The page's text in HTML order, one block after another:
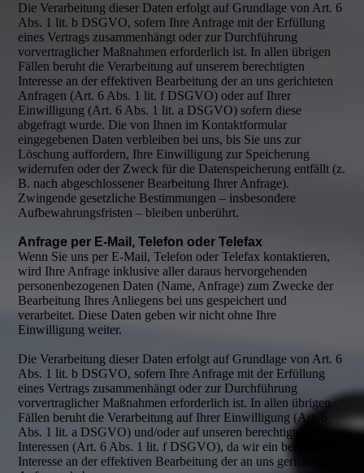
Die Verarbeitung dieser Daten erfolgt auf Grundlage von Art. 6
Abs. 1 lit. b DSGVO, sofern Ihre Anfrage mit der Erfüllung
eines Vertrags zusammenhängt oder zur Durchführung
vorvertraglicher Maßnahmen erforderlich ist. In allen übrigen
Fällen beruht die Verarbeitung auf unserem berechtigten
Interesse an der effektiven Bearbeitung der an uns gerichteten
Anfragen (Art. 6 Abs. 1 lit. f DSGVO) oder auf Ihrer
Einwilligung (Art. 6 Abs. 1 lit. a DSGVO) sofern diese
abgefragt wurde. Die von Ihnen im Kontaktformular
eingegebenen Daten verbleiben bei uns, bis Sie uns zur
Löschung auffordern, Ihre Einwilligung zur Speicherung
widerrufen oder der Zweck für die Datenspeicherung entfällt (z.
B. nach abgeschlossener Bearbeitung Ihrer Anfrage).
Zwingende gesetzliche Bestimmungen – insbesondere
Aufbewahrungsfristen – bleiben unberührt.
Anfrage per E-Mail, Telefon oder Telefax
Wenn Sie uns per E-Mail, Telefon oder Telefax kontaktieren,
wird Ihre Anfrage inklusive aller daraus hervorgehenden
personenbezogenen Daten (Name, Anfrage) zum Zwecke der
Bearbeitung Ihres Anliegens bei uns gespeichert und
verarbeitet. Diese Daten geben wir nicht ohne Ihre
Einwilligung weiter.
Die Verarbeitung dieser Daten erfolgt auf Grundlage von Art. 6
Abs. 1 lit. b DSGVO, sofern Ihre Anfrage mit der Erfüllung
eines Vertrags zusammenhängt oder zur Durchführung
vorvertraglicher Maßnahmen erforderlich ist. In allen übrigen
Fällen beruht die Verarbeitung auf Ihrer Einwilligung (Art. 6
Abs. 1 lit. a DSGVO) und/oder auf unseren berechtigten
Interessen (Art. 6 Abs. 1 lit. f DSGVO), da wir ein berechtigtes
Interesse an der effektiven Bearbeitung der an uns gerichteten